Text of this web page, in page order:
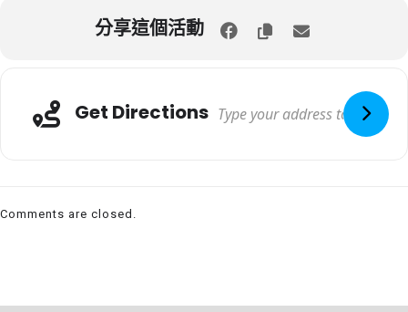
分享這個活動
Get Directions
Comments are closed.